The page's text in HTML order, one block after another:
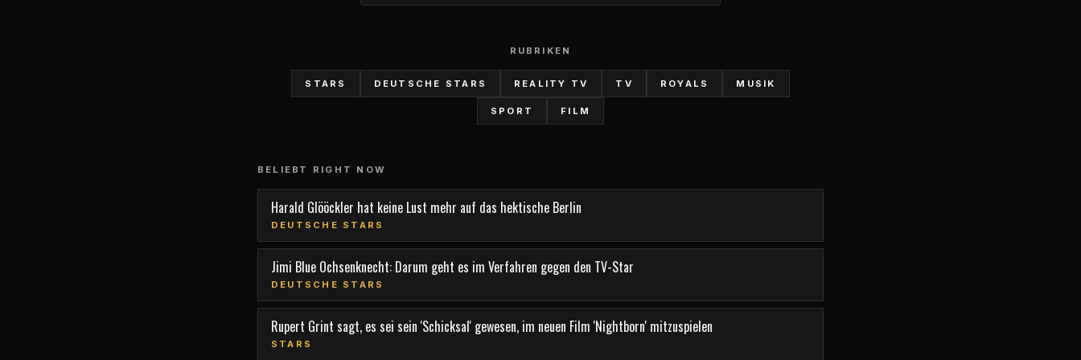
RUBRIKEN
STARS DEUTSCHE STARS REALITY TV TV ROYALS MUSIK
SPORT FILM
BELIEBT RIGHT NOW
Harald Glööckler hat keine Lust mehr auf das hektische Berlin
DEUTSCHE STARS
Jimi Blue Ochsenknecht: Darum geht es im Verfahren gegen den TV-Star
DEUTSCHE STARS
Rupert Grint sagt, es sei sein 'Schicksal' gewesen, im neuen Film 'Nightborn' mitzuspielen
STARS